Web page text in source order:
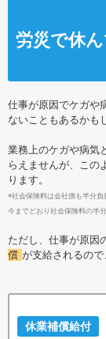
労災で休
仕事が原因でケガや
ないこともあるかも
業務上のケガや病気
らえませんが、この
ります。
※社会保険料は会社側も半分
今までどおり社会保険料の半
ただし、仕事が原因
償 が支給されるので
休業補償給付